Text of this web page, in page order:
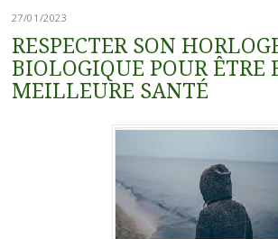
27/01/2023
RESPECTER SON
BIOLOGIQUE POUR ÊTRE
MEILLEURE SANTÉ